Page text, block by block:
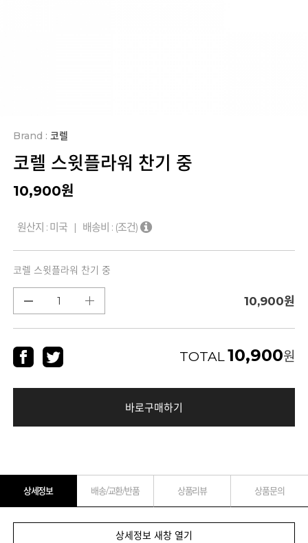
Brand : 코렐
코렐 스윗플라워 찬기 중
10,900원
원산지 : 미국 | 배송비 : (조건)
코렐 스윗플라워 찬기 중
10,900원
TOTAL10,900원
바로구매하기
상세정보 배송/교환/반품 상품리뷰 상품문의
상세정보 새창 열기